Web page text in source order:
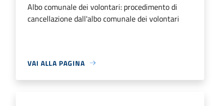
Albo comunale dei volontari: procedimento di
cancellazione dall'albo comunale dei volontari
VAI ALLA PAGINA